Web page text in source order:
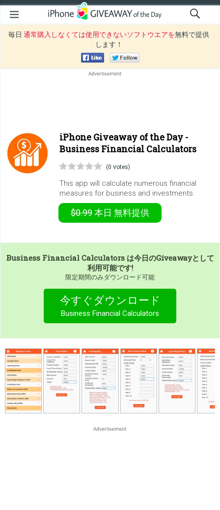
毎日 通常購入しなくては使用できないソフトウエアを無料で提供
します！
iPhone Giveaway of the Day -
Business Financial Calculators
(0 votes)
This app will calculate numerous financial
measures for business and investments.
$0.99本日 無料提供
Business Financial Calculatorsは今日のGiveawayとして
利用可能です!
限定期間のみダウンロード可能
今すぐダウンロード
Business Financial Calculators